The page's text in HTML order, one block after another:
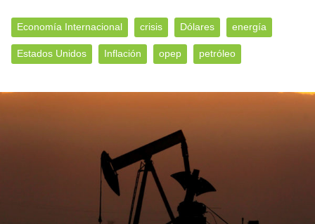
Economía Internacional crisis Dólares energía
Estados Unidos Inflación opep petróleo